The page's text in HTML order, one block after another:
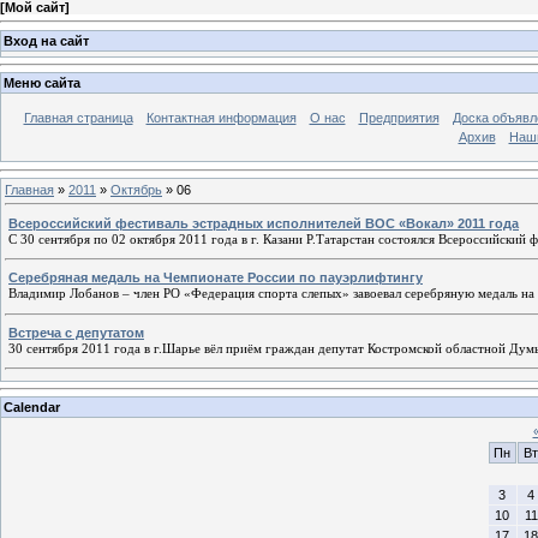
[Мой сайт]
Вход на сайт
Меню сайта
Главная страница Контактная информация О нас Предприятия
Доска
Архив
Главная » 2011 » Октябрь » 06
Всероссийский фестиваль эстрадных исполнителей ВОС «Вокал» 2011 года
С 30 сентября по 02 октября 2011 года в г. Казани Р.Татарстан состоялся
Серебряная медаль на Чемпионате России по пауэрлифтингу
Владимир Лобанов – член РО «Федерация спорта слепых» завоевал серебряную медаль
Встреча с депутатом
30 сентября 2011 года в г.Шарье вёл приём граждан депутат Костромской областной
Calendar
Пн
Вт
3
4
10
11